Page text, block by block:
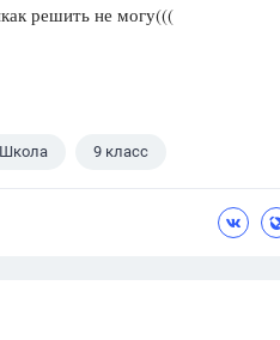
решить не могу(((
Школа 9 класс